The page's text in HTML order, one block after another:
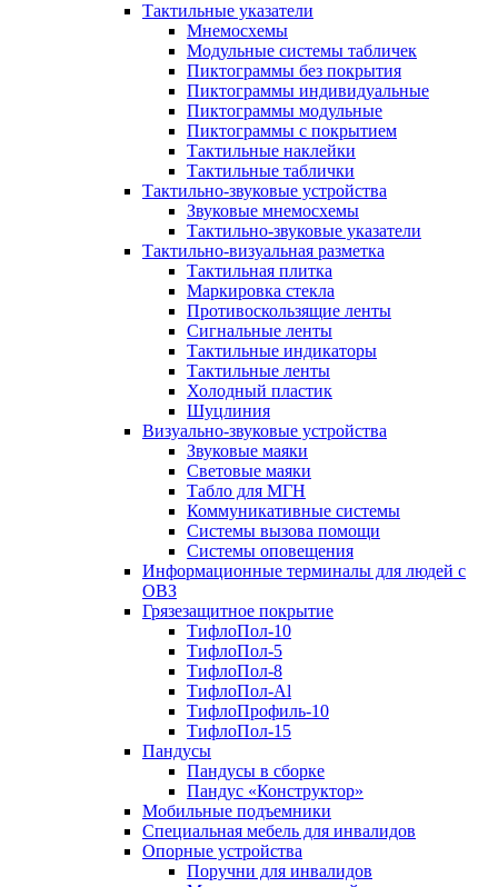
Тактильные указатели
Мнемосхемы
Модульные системы табличек
Пиктограммы без покрытия
Пиктограммы индивидуальные
Пиктограммы модульные
Пиктограммы с покрытием
Тактильные наклейки
Тактильные таблички
Тактильно-звуковые устройства
Звуковые мнемосхемы
Тактильно-звуковые указатели
Тактильно-визуальная разметка
Тактильная плитка
Маркировка стекла
Противоскользящие ленты
Сигнальные ленты
Тактильные индикаторы
Тактильные ленты
Холодный пластик
Шуцлиния
Визуально-звуковые устройства
Звуковые маяки
Световые маяки
Табло для МГН
Коммуникативные системы
Системы вызова помощи
Системы оповещения
Информационные терминалы для людей с
ОВЗ
Грязезащитное покрытие
ТифлоПол-10
ТифлоПол-5
ТифлоПол-8
ТифлоПол-Al
ТифлоПрофиль-10
ТифлоПол-15
Пандусы
Пандусы в сборке
Пандус «Конструктор»
Мобильные подъемники
Специальная мебель для инвалидов
Опорные устройства
Поручни для инвалидов